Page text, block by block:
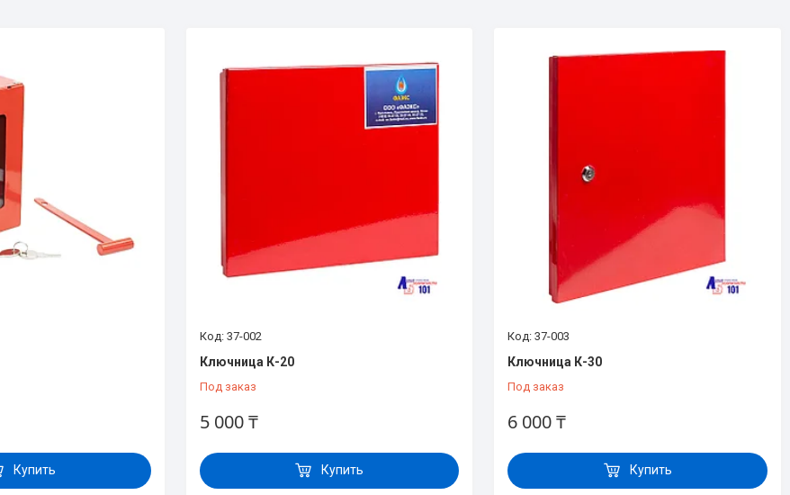
Купить
37-002
Ключница К-20
Под заказ
5 000 ₸
Купить
37-003
Ключница К-30
Под заказ
6 000 ₸
Купить